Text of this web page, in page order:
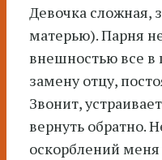
Девочка сложная,
матерью). Парня
внешностью все в
замену отцу,
Звонит,
вернуть обратно.
оскорблений